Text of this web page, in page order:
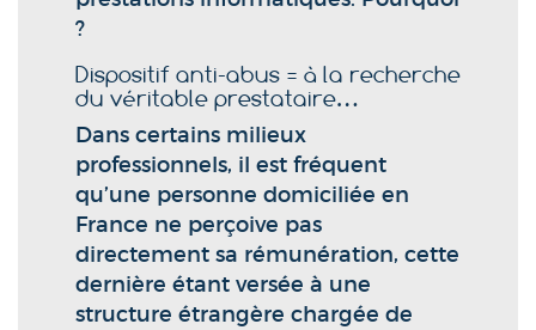
?
Dispositif anti-abus = à la recherche
du véritable prestataire…
Dans certains milieux
professionnels, il est fréquent
qu’une personne domiciliée en
France ne perçoive pas
directement sa rémunération, cette
dernière étant versée à une
structure étrangère chargée de